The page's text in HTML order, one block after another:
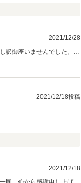
2021/12/28
2021/12/18投稿
2021/12/18